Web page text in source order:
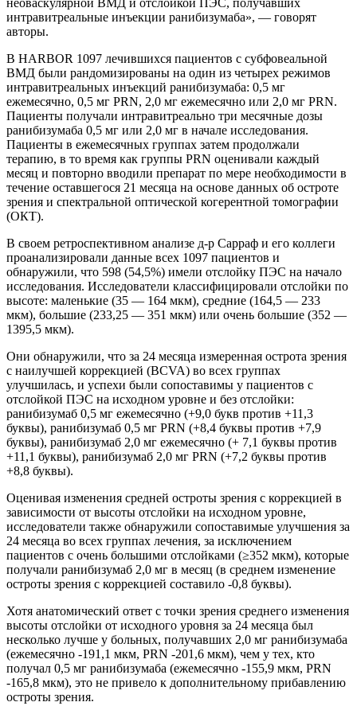
интравитреальные инъекции ранибизумаба», — говорят
авторы.
В HARBOR 1097 лечившихся пациентов с субфовеальной
ВМД были рандомизированы на один из четырех режимов
интравитреальных инъекций ранибизумаба: 0,5 мг
ежемесячно, 0,5 мг PRN, 2,0 мг ежемесячно или 2,0 мг PRN.
Пациенты получали интравитреально три месячные дозы
ранибизумаба 0,5 мг или 2,0 мг в начале исследования.
Пациенты в ежемесячных группах затем продолжали
терапию, в то время как группы PRN оценивали каждый
месяц и повторно вводили препарат по мере необходимости в
течение оставшегося 21 месяца на основе данных об остроте
зрения и спектральной оптической когерентной томографии
(ОКТ).
В своем ретроспективном анализе д-р Сарраф и его коллеги
проанализировали данные всех 1097 пациентов и
обнаружили, что 598 (54,5%) имели отслойку ПЭС на начало
исследования. Исследователи классифицировали отслойки по
высоте: маленькие (35 — 164 мкм), средние (164,5 — 233
мкм), большие (233,25 — 351 мкм) или очень большие (352 —
1395,5 мкм).
Они обнаружили, что за 24 месяца измеренная острота зрения
с наилучшей коррекцией (BCVA) во всех группах
улучшилась, и успехи были сопоставимы у пациентов с
отслойкой ПЭС на исходном уровне и без отслойки:
ранибизумаб 0,5 мг ежемесячно (+9,0 букв против +11,3
буквы), ранибизумаб 0,5 мг PRN (+8,4 буквы против +7,9
буквы), ранибизумаб 2,0 мг ежемесячно (+ 7,1 буквы против
+11,1 буквы), ранибизумаб 2,0 мг PRN (+7,2 буквы против
+8,8 буквы).
Оценивая изменения средней остроты зрения с коррекцией в
зависимости от высоты отслойки на исходном уровне,
исследователи также обнаружили сопоставимые улучшения за
24 месяца во всех группах лечения, за исключением
пациентов с очень большими отслойками (≥352 мкм), которые
получали ранибизумаб 2,0 мг в месяц (в среднем изменение
остроты зрения с коррекцией составило -0,8 буквы).
Хотя анатомический ответ с точки зрения среднего изменения
высоты отслойки от исходного уровня за 24 месяца был
несколько лучше у больных, получавших 2,0 мг ранибизумаба
(ежемесячно -191,1 мкм, PRN -201,6 мкм), чем у тех, кто
получал 0,5 мг ранибизумаба (ежемесячно -155,9 мкм, PRN
-165,8 мкм), это не привело к дополнительному прибавлению
остроты зрения.